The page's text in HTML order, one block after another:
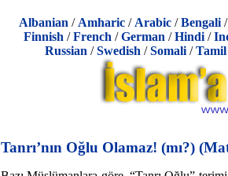
Albanian / Amharic/ Arabic/Bengali/
Finnish /French /German /Hindi/
Russian /Swedish /Somali/Tamil
Tanrı’nın Oğlu Olamaz! (mı?)